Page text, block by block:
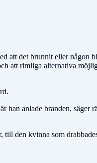
att det brunnit eller någon
att rimliga alternativa
anlade branden, säger
den kvinna som